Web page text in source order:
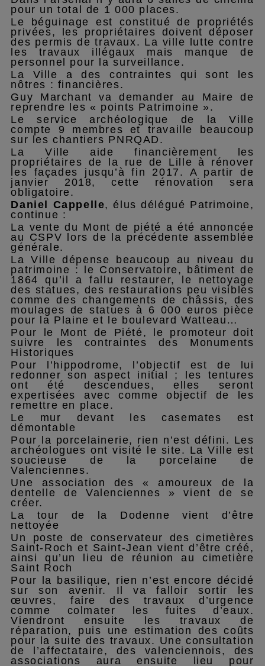
pour un total de 1 000 places.
Le béguinage est constitué de propriétés
privées, les propriétaires doivent déposer
des permis de travaux. La ville lutte contre
les travaux illégaux mais manque de
personnel pour la surveillance.
La Ville a des contraintes qui sont les
nôtres : financières.
Guy Marchant va demander au Maire de
reprendre les « points Patrimoine ».
Le service archéologique de la Ville
compte 9 membres et travaille beaucoup
sur les chantiers PNRQAD.
La Ville aide financièrement les
propriétaires de la rue de Lille à rénover
les façades jusqu’à fin 2017. A partir de
janvier 2018, cette rénovation sera
obligatoire.
Daniel Cappelle, élus délégué Patrimoine,
continue :
La vente du Mont de piété a été annoncée
au CSPV lors de la précédente assemblée
générale.
La Ville dépense beaucoup au niveau du
patrimoine : le Conservatoire, bâtiment de
1864 qu’il a fallu restaurer, le nettoyage
des statues, des restaurations peu visibles
comme des changements de châssis, des
moulages de statues à 6 000 euros pièce
pour la Plaine et le boulevard Watteau…
Pour le Mont de Piété, le promoteur doit
suivre les contraintes des Monuments
Historiques
Pour l’hippodrome, l’objectif est de lui
redonner son aspect initial ; les tentures
ont été descendues, elles seront
expertisées avec comme objectif de les
remettre en place.
Le mur devant les casemates est
démontable
Pour la porcelainerie, rien n’est défini. Les
archéologues ont visité le site. La Ville est
soucieuse de la porcelaine de
Valenciennes.
Une association des « amoureux de la
dentelle de Valenciennes » vient de se
créer.
La tour de la Dodenne vient d’être
nettoyée
Un poste de conservateur des cimetières
Saint-Roch et Saint-Jean vient d’être créé,
ainsi qu’un lieu de réunion au cimetière
Saint Roch
Pour la basilique, rien n’est encore décidé
sur son avenir. Il va falloir sortir les
œuvres, faire des travaux d’urgence
comme colmater les fuites d’eaux.
Viendront ensuite les travaux de
réparation, puis une estimation des coûts
pour la suite des travaux. Une consultation
de l’affectataire, des valenciennois, des
associations aura ensuite lieu pour